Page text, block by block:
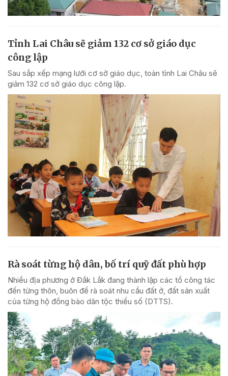
Tỉnh Lai Châu sẽ giảm 132 cơ sở giáo dục
công lập
Sau sắp xếp mạng lưới cơ sở giáo dục, toàn tỉnh Lai Châu sẽ
giảm 132 cơ sở giáo dục công lập.
Rà soát từng hộ dân, bố trí quỹ đất phù hợp
Nhiều địa phương ở Đắk Lắk đang thành lập các tổ công tác
đến từng thôn, buôn để rà soát nhu cầu đất ở, đất sản xuất
của từng hộ đồng bào dân tộc thiểu số (DTTS).